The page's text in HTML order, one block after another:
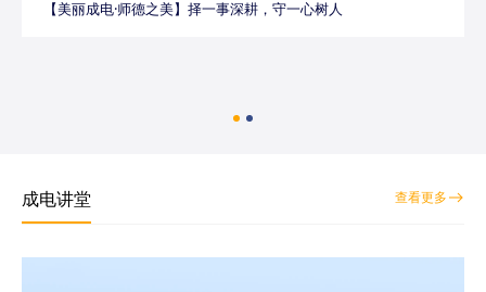
【美丽成电·师德之美】择一事深耕，守一心树人
成电讲堂 查看更多